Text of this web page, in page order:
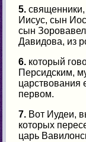
5.
Иисус, сын
сын
Давидова, из
6. который
Персидским,
царствования
первом.
7. Вот Иудеи,
которых
царь